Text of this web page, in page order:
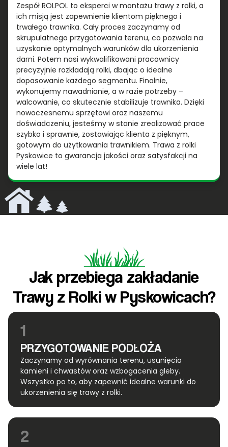
Zespół ROLPOL to eksperci w montażu trawy z rolki, a
ich misją jest zapewnienie klientom pięknego i
trwałego trawnika. Cały proces zaczynamy od
skrupulatnego przygotowania terenu, co pozwala na
uzyskanie optymalnych warunków dla ukorzenienia
darni. Potem nasi wykwalifikowani pracownicy
precyzyjnie rozkładają rolki, dbając o idealne
dopasowanie każdego segmentu. Finalnie,
wykonujemy nawadnianie, a w razie potrzeby –
walcowanie, co skutecznie stabilizuje trawnika. Dzięki
nowoczesnemu sprzętowi oraz naszemu
doświadczeniu, jesteśmy w stanie zrealizować prace
szybko i sprawnie, zostawiając klienta z pięknym,
gotowym do użytkowania trawnikiem. Trawa z rolki
Pyskowice to gwarancja jakości oraz satysfakcji na
wiele lat!
Jak przebiega zakładanie
Trawy z Rolki w Pyskowicach?
1
PRZYGOTOWANIE PODŁOŻA
Zaczynamy od wyrównania terenu, usunięcia
kamieni i chwastów oraz wzbogacenia gleby.
Wszystko po to, aby zapewnić idealne warunki do
ukorzenienia się trawy z rolki.
2